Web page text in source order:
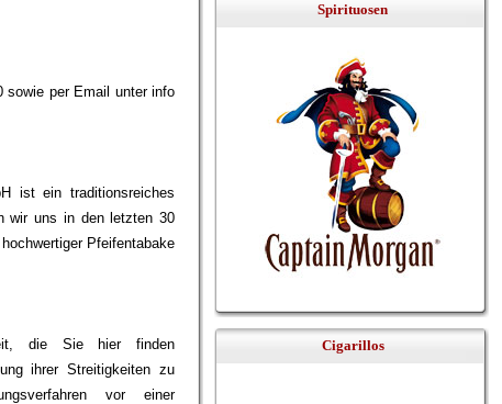
sowie per Email unter info
ist ein traditionsreiches
wir uns in den letzten 30
Pfeifentabake
die Sie hier finden
ihrer Streitigkeiten zu
vor einer
Spirituosen
Cigarillos